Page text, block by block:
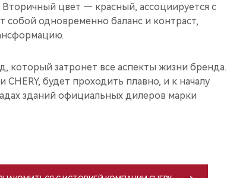
Вторичный цвет — красный, ассоциируется с
собой одновременно баланс и контраст,
который затронет все аспекты жизни бренда.
будет проходить плавно, и к началу
зданий официальных дилеров марки